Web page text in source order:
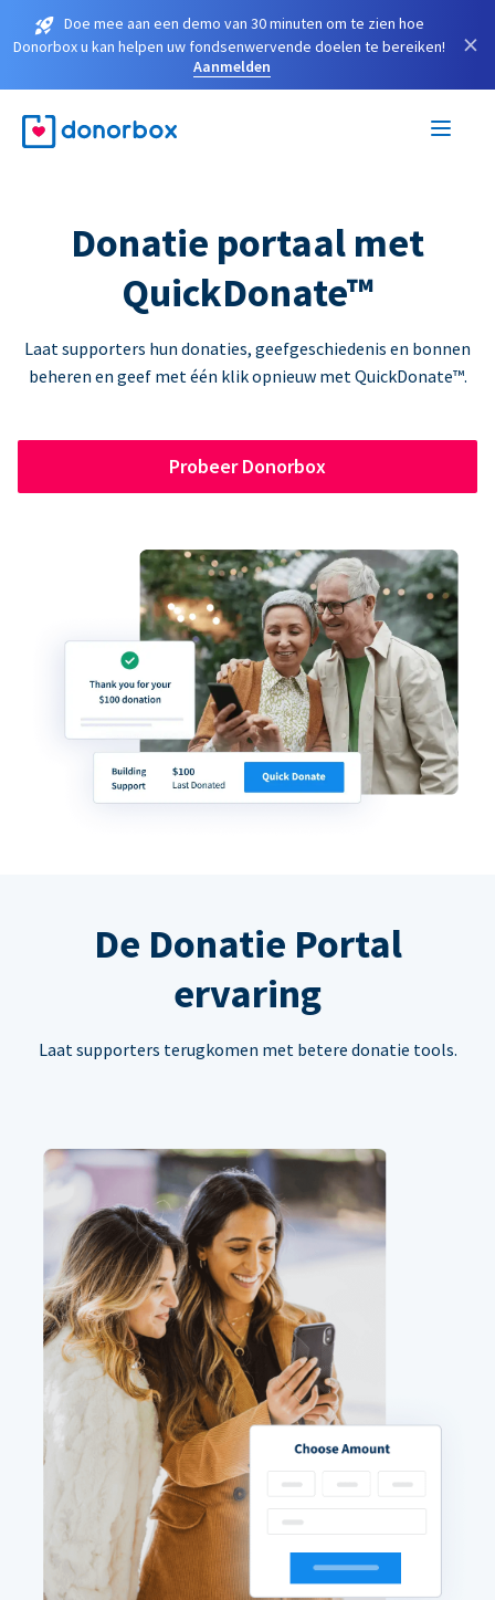
Doe mee aan een demo van 30 minuten om te zien hoe
Donorbox u kan helpen uw fondsenwervende doelen te bereiken!
Aanmelden
×
Donatie portaal met
QuickDonate™
Laat supporters hun donaties, geefgeschiedenis en bonnen
beheren en geef met één klik opnieuw met QuickDonate™.
Probeer Donorbox
De Donatie Portal
ervaring
Laat supporters terugkomen met betere donatie tools.